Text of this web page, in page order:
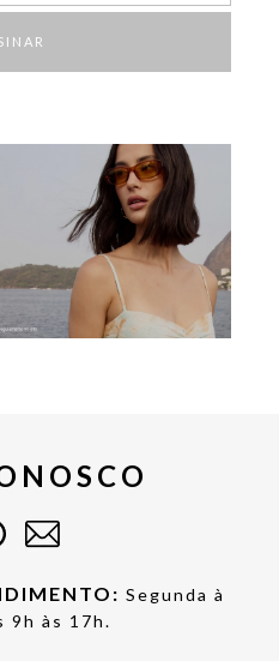
Segunda à
9h às 17h.